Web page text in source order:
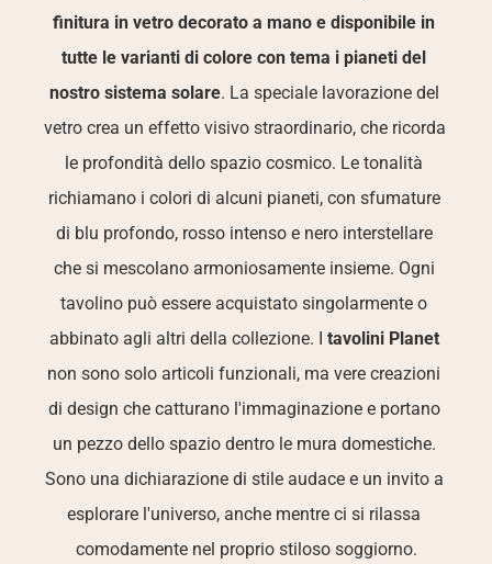
finitura in vetro decorato a mano e disponibile in
tutte le varianti di colore con tema i pianeti del
nostro sistema solare. La speciale lavorazione del
vetro crea un effetto visivo straordinario, che ricorda
le profondità dello spazio cosmico. Le tonalità
richiamano i colori di alcuni pianeti, con sfumature
di blu profondo, rosso intenso e nero interstellare
che si mescolano armoniosamente insieme. Ogni
tavolino può essere acquistato singolarmente o
abbinato agli altri della collezione. I tavolini Planet
non sono solo articoli funzionali, ma vere creazioni
di design che catturano l'immaginazione e portano
un pezzo dello spazio dentro le mura domestiche.
Sono una dichiarazione di stile audace e un invito a
esplorare l'universo, anche mentre ci si rilassa
comodamente nel proprio stiloso soggiorno.